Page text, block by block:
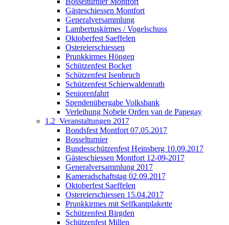
Gästeschiessen Montfort
Generalversammlung
Lambertuskirmes / Vogelschuss
Oktoberfest Saeffelen
Ostereierschiessen
Prunkkirmes Höngen
Schützenfest Bocket
Schützenfest Isenbruch
Schützenfest Schierwaldenrath
Seniorenfahrt
Spendenübergabe Volksbank
Verleihung Nobele Orden van de Papegay
1.2_Veranstaltungen 2017
Bondsfest Montfort 07.05.2017
Bosselturnier
Bundesschützenfest Heinsberg 10.09.2017
Gästeschiessen Montfort 12-09-2017
Generalversammlung 2017
Kameradschaftstag 02.09.2017
Oktoberfest Saeffelen
Ostereierschiessen 15.04.2017
Prunkkirmes mit Selfkantplakette
Schützenfest Birgden
Schützenfest Millen